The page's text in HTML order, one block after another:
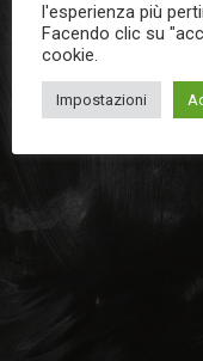
l'esperienza più
Facendo clic su
cookie.
Impostazioni